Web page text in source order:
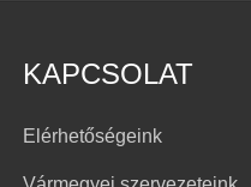
KAPCSOLAT
Elérhetőségeink